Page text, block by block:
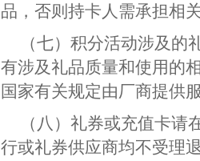
品，否则持卡人需承担相
（七）积分活动涉及
有涉及礼品质量和使用的
国家有关规定由厂商提供
（八）礼券或充值卡
行或礼券供应商均不受理